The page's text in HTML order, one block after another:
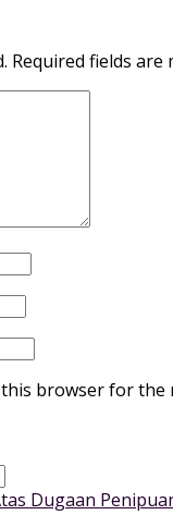
Required fields are
browser for the
Dugaan